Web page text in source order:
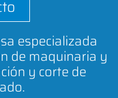
especializada
de maquinaria y
y corte de